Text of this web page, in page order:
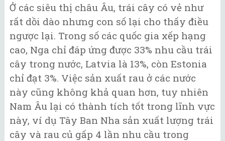
Ở các siêu thị châu Âu, trái cây có vẻ như
rất dồi dào nhưng con số lại cho thấy điều
ngược lại. Trong số các quốc gia xếp hạng
cao, Nga chỉ đáp ứng được 33% nhu cầu trái
cây trong nước, Latvia là 13%, còn Estonia
chỉ đạt 3%. Việc sản xuất rau ở các nước
này cũng không khả quan hơn, tuy nhiên
Nam Âu lại có thành tích tốt trong lĩnh vực
này, ví dụ Tây Ban Nha sản xuất lượng trái
cây và rau củ gấp 4 lần nhu cầu trong